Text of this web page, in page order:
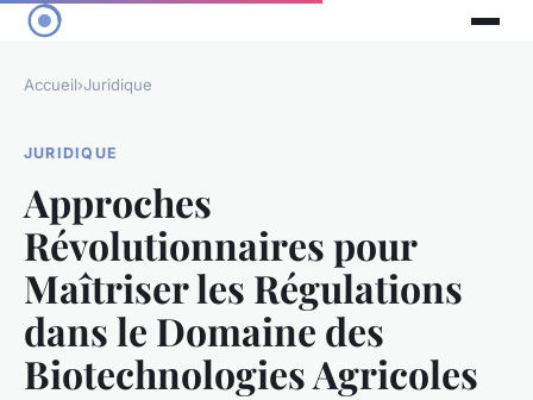
Accueil›Juridique
JURIDIQUE
Approches
Révolutionnaires pour
Maîtriser les Régulations
dans le Domaine des
Biotechnologies Agricoles